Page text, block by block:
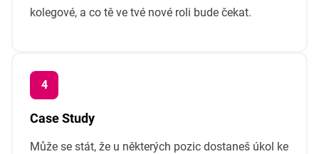
kolegové, a co tě ve tvé nové roli bude čekat.
Case Study
Může se stát, že u některých pozic dostaneš úkol ke